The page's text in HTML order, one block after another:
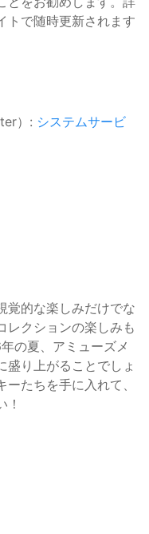
トで随時更新されます
）: システムサービ
覚的な楽しみだけでな
レクションの楽しみも
の夏、アミューズメ
盛り上がることでしょ
たちを手に入れて、
！